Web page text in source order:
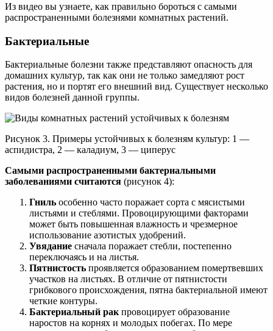
Из видео вы узнаете, как правильно бороться с самыми
распространенными болезнями комнатных растений.
Бактериальные
Бактериальные болезни также представляют опасность для
домашних культур, так как они не только замедляют рост
растения, но и портят его внешний вид. Существует несколько
видов болезней данной группы.
Рисунок 3. Примеры устойчивых к болезням культур: 1 —
аспидистра, 2 — каладиум, 3 — циперус
Самыми распространенными бактериальными
заболеваниями считаются (рисунок 4):
Гниль особенно часто поражает сорта с мясистыми
листьями и стеблями. Провоцирующими факторами
может быть повышенная влажность и чрезмерное
использование азотистых удобрений.
Увядание сначала поражает стебли, постепенно
переключаясь и на листья.
Пятнистость проявляется образованием помертвевших
участков на листьях. В отличие от пятнистости
грибкового происхождения, пятна бактериальной имеют
четкие контуры.
Бактериальный рак провоцирует образование
наростов на корнях и молодых побегах. По мере